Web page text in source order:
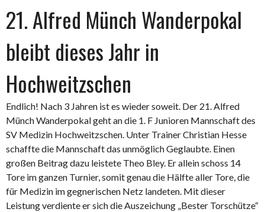
21. Alfred Münch Wanderpokal
bleibt dieses Jahr in
Hochweitzschen
Endlich! Nach 3 Jahren ist es wieder soweit. Der 21. Alfred
Münch Wanderpokal geht an die 1. F Junioren Mannschaft des
SV Medizin Hochweitzschen. Unter Trainer Christian Hesse
schaffte die Mannschaft das unmöglich Geglaubte. Einen
großen Beitrag dazu leistete Theo Bley. Er allein schoss 14
Tore im ganzen Turnier, somit genau die Hälfte aller Tore, die
für Medizin im gegnerischen Netz landeten. Mit dieser
Leistung verdiente er sich die Auszeichung „Bester Torschütze“